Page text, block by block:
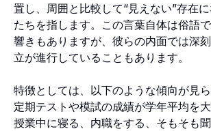
置し、周囲と比較して“見えない”存在
たちを指します。この言葉自体は俗語
響きもありますが、彼らの内面では深
立が進行していることもあります。
特徴としては、以下のような傾向が見ら
定期テストや模試の成績が学年平均を
授業中に寝る、内職をする、そもそも